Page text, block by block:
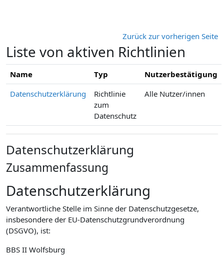
Zurück zur vorherigen Seite
Liste von aktiven Richtlinien
Name Typ
Nutzerbestätigung
Datenschutzerklärung
Richtlinie
zum
Datenschutz
Alle Nutzer/innen
Datenschutzerklärung
Zusammenfassung
Datenschutzerklärung
Verantwortliche Stelle im Sinne der Datenschutzgesetze,
insbesondere der EU-Datenschutzgrundverordnung
(DSGVO), ist:
BBS II Wolfsburg